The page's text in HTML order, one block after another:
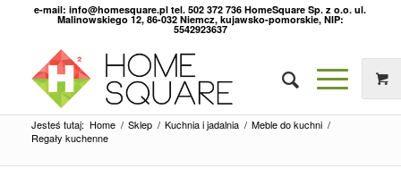
e-mail: info@homesquare.pl tel. 502 372 736 HomeSquare Sp. z o.o. ul.
Malinowskiego 12, 86-032 Niemcz, kujawsko-pomorskie, NIP:
5542923637
Jesteś tutaj: Home / Sklep / Kuchnia i jadalnia / Meble do kuchni /
Regały kuchenne